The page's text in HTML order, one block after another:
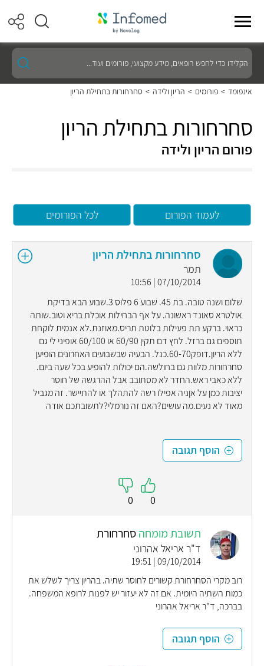
הקלידו
כדי
לחפש
רופאים,
מידע
ועוד...
אינפומד > פורומים > הריון ולידה > סחרחורות בתחילת הריון
סחרחורות בתחילת הריון
פורום הריון ולידה
לעמוד הפורום לכל הפורומים
סחרחורות בתחילת הריון
תמר
07/10/2014 | 10:56
שלום ושנה טובה. בת 45. שבוע 6 פלוס 3.שבוע הבא בדיקת
אולטרא סאונד ראשונה. על אף הבחילות אוכלת בריא וטוב.שותה
כראוי. ברקע תת פעילות בלוטת תריס.מאוזנת.לא אנמית לוקחת
תוספים גם ברזל. לחץ דם תקין 60/90 או 60/100 אופיני לי גם
ללא הריון.דופק60-70.כנל. הבעיה שבשבועים האחרונים הופיען
סחרחורות מלוות גם בחולשה.הם יכולות להופיע בכל שעה ביום.
ללא כאבי ראש.החדר לא מסתובב אבל ההרגשה של חוסר
יציבות כמן על אןניה אפילו רשה להתהלך או להתיישר. זה מגביל
מאוד לא נעים.מה עושים?האם זה נורמלי?לתשובתכם אודה
הוסף תגובה
0
0
תשובת מומחהסחרחורת
ד"ר אריאל אהרוני
09/10/2014 | 19:51
רוב מקרי הסחרחורת קשורים לחוסר שתיה. בהריון צריך לשלש את
כמות השתיה היומית. אם זה לא יעזור יש לפנות לרופא המשפחה.
בברכה, ד"ר אריאל אהרוני
הוסף תגובה